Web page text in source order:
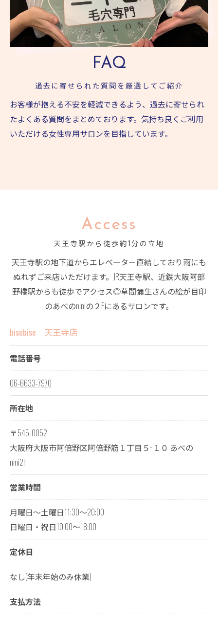
FAQ
過去に寄せられた質問を厳選してご紹介
お客様が抱える不安を軽減できるよう、過去に寄せられ
たよくある質問をまとめております。気持ち良くご利用
いただける女性専用サロンを目指しています。
天王寺駅から徒歩約1分の立地
Access
天王寺駅の地下道からエレベーター直結しており雨にも
ぬれずご来店いただけます。JR天王寺駅、近鉄大阪阿部
野橋駅からも徒歩でアクセス◎草間彌生さんの絵が目印
のあべのniniの２Fにあるサロンです。
bisebise 天王寺店
電話番号
06-6633-7970
所在地
〒545-0052
大阪府大阪市阿倍野区阿倍野筋１丁目５−１０ あべの
nini2F
営業時間
月曜日～土曜日11:30～20:00
日曜日・祝日10:00～18:00
定休日
なし(年末年始のみ休業)
支払方法